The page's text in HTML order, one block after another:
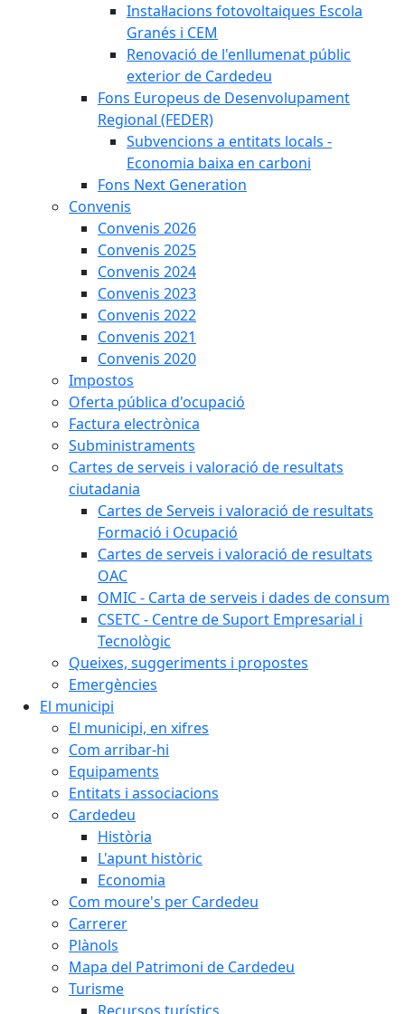
Instal·lacions fotovoltaiques Escola
Granés i CEM
Renovació de l'enllumenat públic
exterior de Cardedeu
Fons Europeus de Desenvolupament
Regional (FEDER)
Subvencions a entitats locals -
Economia baixa en carboni
Fons Next Generation
Convenis
Convenis 2026
Convenis 2025
Convenis 2024
Convenis 2023
Convenis 2022
Convenis 2021
Convenis 2020
Impostos
Oferta pública d'ocupació
Factura electrònica
Subministraments
Cartes de serveis i valoració de resultats
ciutadania
Cartes de Serveis i valoració de resultats
Formació i Ocupació
Cartes de serveis i valoració de resultats
OAC
OMIC - Carta de serveis i dades de consum
CSETC - Centre de Suport Empresarial i
Tecnològic
Queixes, suggeriments i propostes
Emergències
El municipi
El municipi, en xifres
Com arribar-hi
Equipaments
Entitats i associacions
Cardedeu
Història
L'apunt històric
Economia
Com moure's per Cardedeu
Carrerer
Plànols
Mapa del Patrimoni de Cardedeu
Turisme